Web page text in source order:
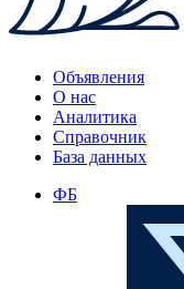
Объявления
О нас
Аналитика
Справочник
База данных
ФБ